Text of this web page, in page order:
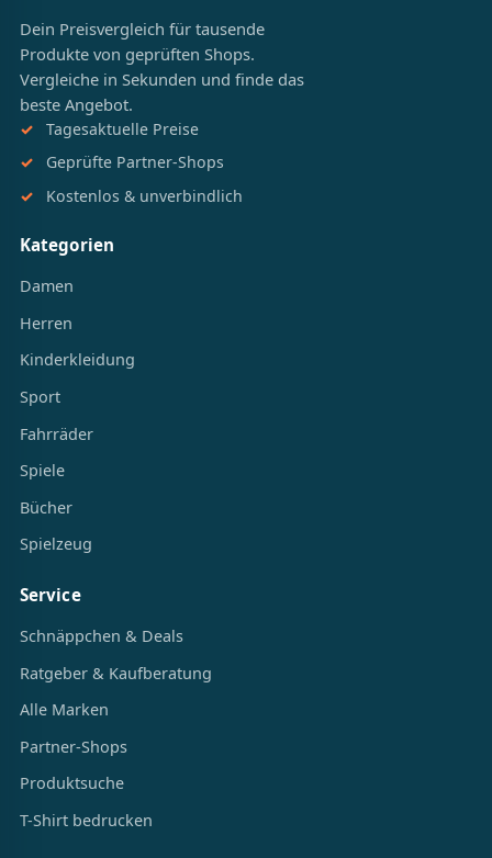
Dein Preisvergleich für tausende
Produkte von geprüften Shops.
Vergleiche in Sekunden und finde das
beste Angebot.
Tagesaktuelle Preise
Geprüfte Partner-Shops
Kostenlos & unverbindlich
Kategorien
Damen
Herren
Kinderkleidung
Sport
Fahrräder
Spiele
Bücher
Spielzeug
Service
Schnäppchen & Deals
Ratgeber & Kaufberatung
Alle Marken
Partner-Shops
Produktsuche
T-Shirt bedrucken